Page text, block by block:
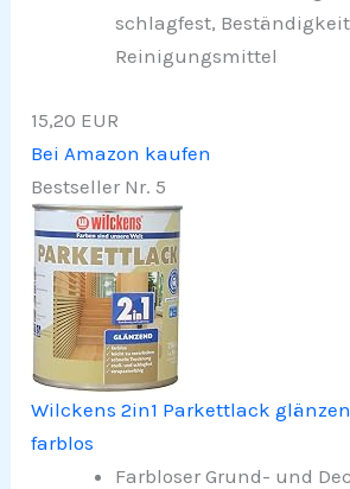
schlagfest,
Reinigungsmittel
15,20 EUR
Bei Amazon kaufen
Bestseller Nr. 5
Wilckens 2in1 Parkettlack
farblos
Farbloser Grund- und